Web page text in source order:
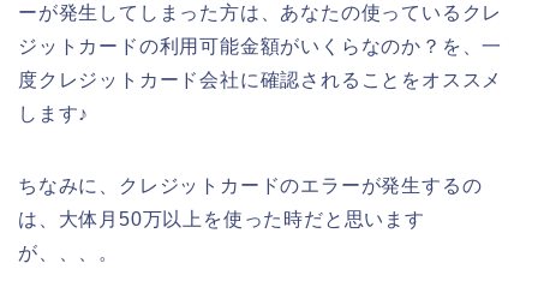
ーが発生してしまった方は、あなたの使っているクレ
ジットカードの利用可能金額がいくらなのか？を、一
度クレジットカード会社に確認されることをオススメ
します♪
ちなみに、クレジットカードのエラーが発生するの
は、大体月50万以上を使った時だと思います
が、、、。